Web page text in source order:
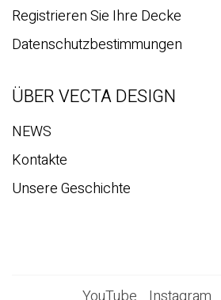
Registrieren Sie Ihre Decke
Datenschutzbestimmungen
ÜBER VECTA DESIGN
NEWS
Kontakte
Unsere Geschichte